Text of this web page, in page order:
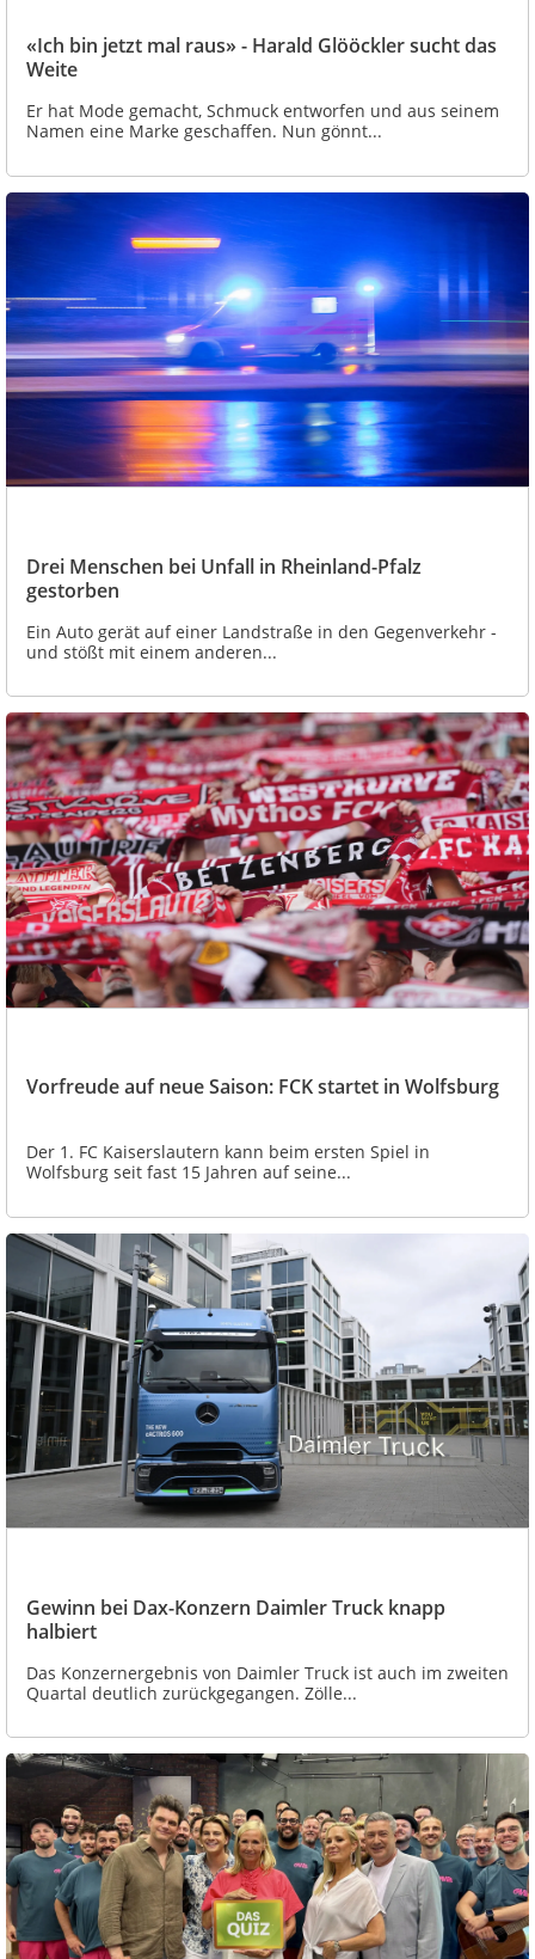
«Ich bin jetzt mal raus» - Harald Glööckler sucht das
Weite
Er hat Mode gemacht, Schmuck entworfen und aus seinem
Namen eine Marke geschaffen. Nun gönnt...
Drei Menschen bei Unfall in Rheinland-Pfalz
gestorben
Ein Auto gerät auf einer Landstraße in den Gegenverkehr -
und stößt mit einem anderen...
Vorfreude auf neue Saison: FCK startet in Wolfsburg
Der 1. FC Kaiserslautern kann beim ersten Spiel in
Wolfsburg seit fast 15 Jahren auf seine...
Gewinn bei Dax-Konzern Daimler Truck knapp
halbiert
Das Konzernergebnis von Daimler Truck ist auch im zweiten
Quartal deutlich zurückgegangen. Zölle...